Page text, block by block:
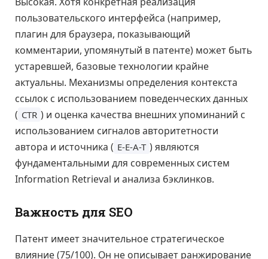
пользовательского интерфейса (например,
плагин для браузера, показывающий
комментарии, упомянутый в патенте) может быть
устаревшей, базовые технологии крайне
актуальны. Механизмы определения контекста
ссылок с использованием поведенческих данных
( CTR ) и оценка качества внешних упоминаний с
использованием сигналов авторитетности
автора и источника ( E-E-A-T ) являются
фундаментальными для современных систем
Information Retrieval и анализа бэклинков.
Важность для SEO
Патент имеет значительное стратегическое
влияние (75/100). Он не описывает ранжирование